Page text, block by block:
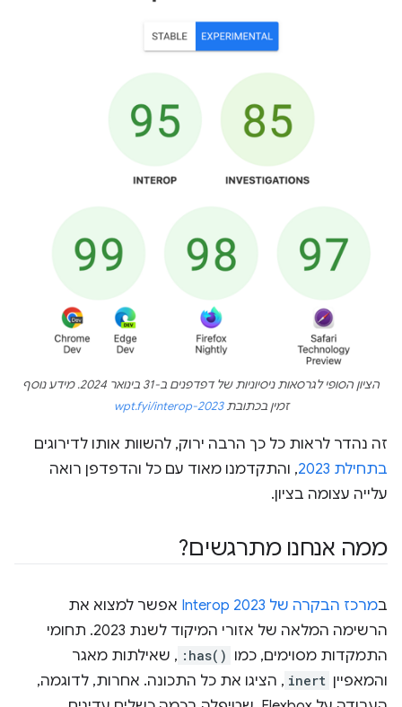
הציון הסופי לגרסאות ניסיוניות של דפדפנים ב-31 בינואר 2024. מידע נוסף
זמין בכתובתwpt.fyi/interop-2023
זה נהדר לראות כל כך הרבה ירוק, להשוות אותו לדירוגים
בתחילת 2023
, והתקדמנו מאוד עם כל והדפדפן רואה
עלייה עצומה בציון.
ממה אנחנו מתרגשים?
במרכז הבקרה של Interop 2023
אפשר למצוא את
הרשימה המלאה של אזורי המיקוד לשנת 2023. תחומי
התמקדות מסוימים, כמו :has() , שאילתות מאגר
והמאפיין inert , הציגו את כל התכונה. אחרות, לדוגמה,